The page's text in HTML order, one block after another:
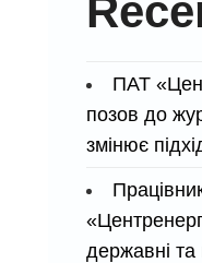
ПАТ
позов до
змінює
державні та